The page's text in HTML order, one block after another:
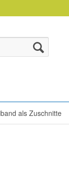
als Zuschnitte